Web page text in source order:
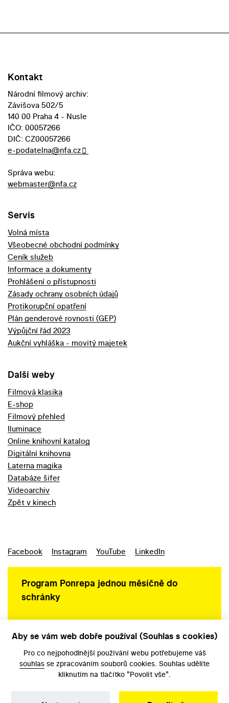
Kontakt
Národní filmový archiv:
Závišova 502/5
140 00 Praha 4 - Nusle
IČO: 00057266
DIČ: CZ00057266
e-podatelna@nfa.cz
Správa webu:
webmaster@nfa.cz
Servis
Volná místa
Všeobecné obchodní podmínky
Ceník služeb
Informace a dokumenty
Prohlášení o přístupnosti
Zásady ochrany osobních údajů
Protikorupční opatření
Plán genderové rovnosti (GEP)
Výpůjční řád 2023
Aukční vyhláška - movitý majetek
Další weby
Filmová klasika
E-shop
Filmový přehled
Iluminace
Online knihovní katalog
Digitální knihovna
Laterna magika
Databáze šifer
Videoarchiv
Zpět v kinech
Facebook Instagram YouTube LinkedIn
Program Ponrepa jednou měsíčně do
schránky
Aby se vám web dobře používal (Souhlas s cookies)
Pro co nejpohodlnější používání webu potřebujeme váš
souhlas se zpracováním souborů cookies. Souhlas udělíte
kliknutím na tlačítko "Povolit vše".